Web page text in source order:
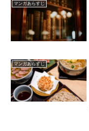
マンガあらすじ
マンガあらすじ